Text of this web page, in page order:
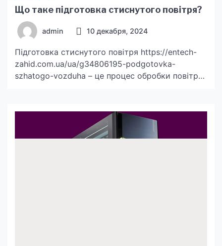
Що таке підготовка стиснутого повітря?
admin 10 декабря, 2024
Підготовка стиснутого повітря https://entech-
zahid.com.ua/ua/g34806195-podgotovka-
szhatogo-vozduha – це процес обробки повітря,
Цей етап є критично важливим для
забезпечення стабільної роботи обладнання та
уникнення несправностей. Якість повітря